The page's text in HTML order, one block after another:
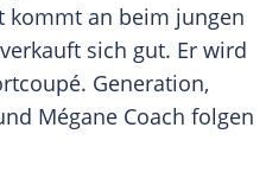
kommt an beim jungen
verkauft sich gut. Er wird
. Generation,
Mégane Coach folgen